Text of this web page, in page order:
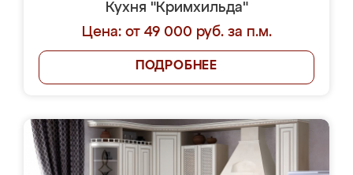
Кухня "Кримхильда"
Цена: от 49 000 руб. за п.м.
ПОДРОБНЕЕ